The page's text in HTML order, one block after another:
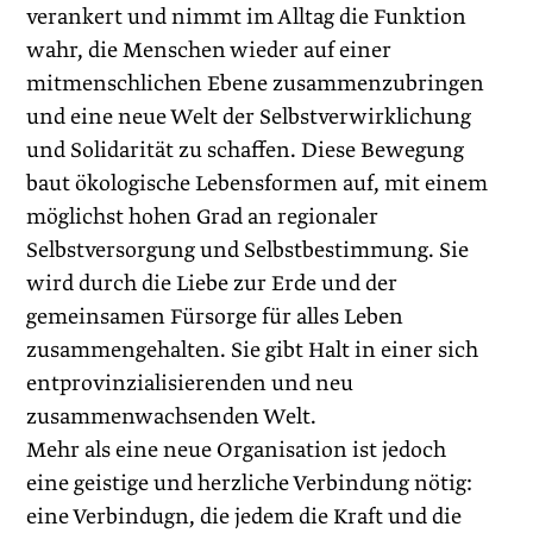
verankert und nimmt im Alltag die Funktion
wahr, die Menschen wieder auf einer
mitmenschlichen Ebene zusammenzubringen
und eine neue Welt der Selbstverwirklichung
und Solidarität zu schaffen. Diese Bewegung
baut ökologische Lebensformen auf, mit einem
möglichst hohen Grad an regionaler
Selbstversorgung und Selbstbestimmung. Sie
wird durch die Liebe zur Erde und der
gemeinsamen Fürsorge für alles Leben
zusammengehalten. Sie gibt Halt in einer sich
entprovinzialisierenden und neu
zusammenwachsenden Welt.
Mehr als eine neue Organisation ist jedoch
eine geistige und herzliche Verbindung nötig:
eine Verbindugn, die jedem die Kraft und die